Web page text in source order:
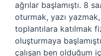
ağrılar başlamıştı. 8
oturmak, yazı
toplantılara katılmak
oluşturmaya
çalışan ben olduğum